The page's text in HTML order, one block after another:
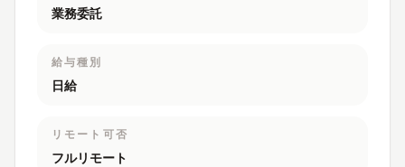
業務委託
給与種別
日給
リモート可否
フルリモート